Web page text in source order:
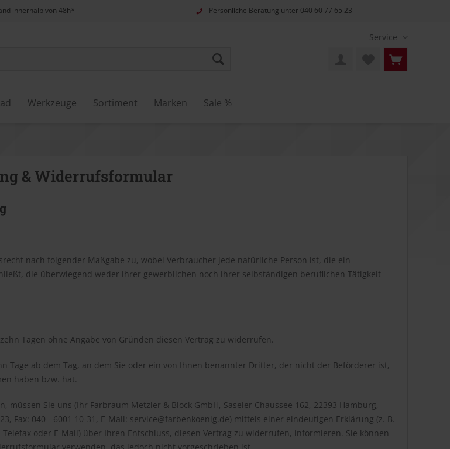
innerhalb von 48h* Persönliche Beratung unter 040 60 77 65 23
Service
Werkzeuge Sortiment Marken Sale %
& Widerrufsformular
nach folgender Maßgabe zu, wobei Verbraucher jede natürliche Person ist, die ein
die überwiegend weder ihrer gewerblichen noch ihrer selbständigen beruflichen Tätigkeit
Tagen ohne Angabe von Gründen diesen Vertrag zu widerrufen.
Tage ab dem Tag, an dem Sie oder ein von Ihnen benannter Dritter, der nicht der Beförderer ist,
haben bzw. hat.
müssen Sie uns (Ihr Farbraum Metzler & Block GmbH, Saseler Chaussee 162, 22393 Hamburg,
Fax: 040 - 6001 10-31, E-Mail: service@farbenkoenig.de) mittels einer eindeutigen Erklärung (z. B.
oder E-Mail) über Ihren Entschluss, diesen Vertrag zu widerrufen, informieren. Sie können